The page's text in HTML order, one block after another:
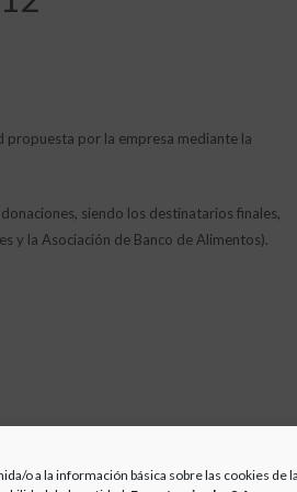
o a la información básica sobre las cookies de
propuesta por la empresa mediante la
siendo los destinatarios finales,
y la Asociación de Banco de Alimentos).